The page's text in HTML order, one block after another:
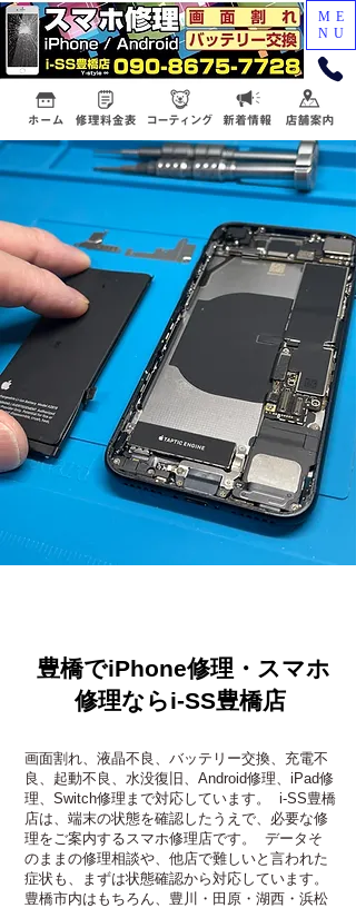
ME
NU
豊橋でiPhone修理・スマホ
修理ならi-SS豊橋店
画面割れ、液晶不良、バッテリー交換、充電不
良、起動不良、水没復旧、Android修理、iPad修
理、Switch修理まで対応しています。 i-SS豊橋
店は、端末の状態を確認したうえで、必要な修
理をご案内するスマホ修理店です。 データそ
のままの修理相談や、他店で難しいと言われた
症状も、まずは状態確認から対応しています。
豊橋市内はもちろん、豊川・田原・湖西・浜松